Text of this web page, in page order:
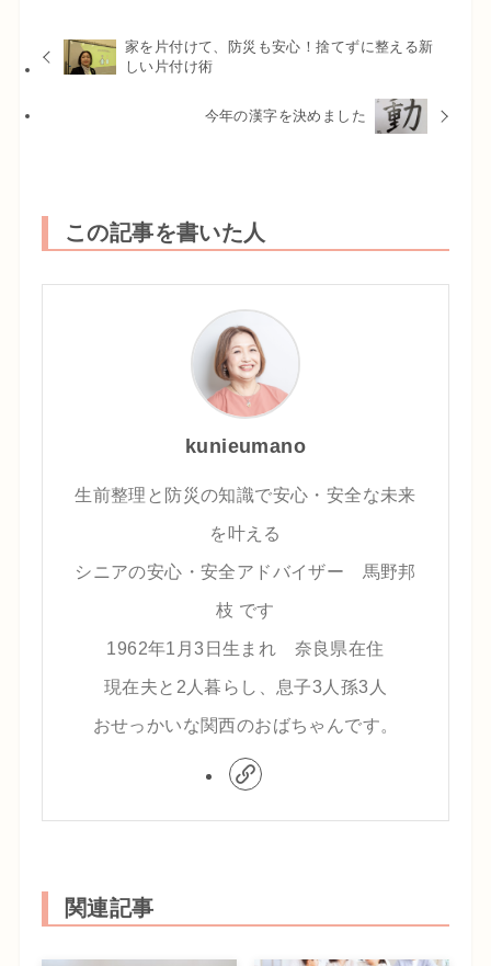
家を片付けて、防災も安心！捨てずに整える新
しい片付け術
今年の漢字を決めました
この記事を書いた人
kunieumano
生前整理と防災の知識で安心・安全な未来
を叶える
シニアの安心・安全アドバイザー 馬野邦
枝 です
1962年1月3日生まれ 奈良県在住
現在夫と2人暮らし、息子3人孫3人
おせっかいな関西のおばちゃんです。
関連記事